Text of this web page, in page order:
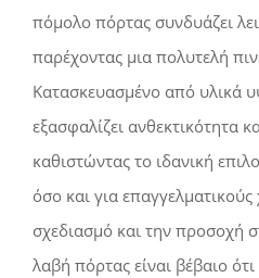
πόμολο πόρτας συνδυάζει
παρέχοντας μια πολυτελή
Κατασκευασμένο από υλικά
εξασφαλίζει ανθεκτικότητα
καθιστώντας το ιδανική
όσο και για
σχεδιασμό και την προσοχή
λαβή πόρτας είναι βέβαιο